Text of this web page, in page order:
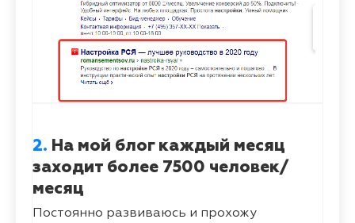
2. На мой блог каждый месяц
заходит более 7500 человек/
месяц
Постоянно развиваюсь и прохожу